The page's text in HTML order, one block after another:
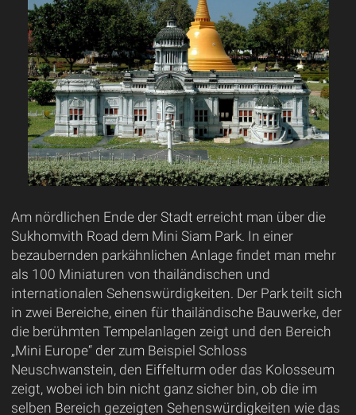
Am nördlichen Ende der Stadt erreicht man über die
Sukhomvith Road dem Mini Siam Park. In einer
bezaubernden parkähnlichen Anlage findet man mehr
als 100 Miniaturen von thailändischen und
internationalen Sehenswürdigkeiten. Der Park teilt sich
in zwei Bereiche, einen für thailändische Bauwerke, der
die berühmten Tempelanlagen zeigt und den Bereich
„Mini Europe“ der zum Beispiel Schloss
Neuschwanstein, den Eiffelturm oder das Kolosseum
zeigt, wobei ich bin nicht ganz sicher bin, ob die im
selben Bereich gezeigten Sehenswürdigkeiten wie das